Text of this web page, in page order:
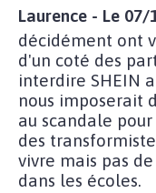
Laurence - Le 07/
décidément ont
d'un coté des
interdire SHEIN
nous imposerait
au scandale
des
vivre mais pas
dans les écoles.